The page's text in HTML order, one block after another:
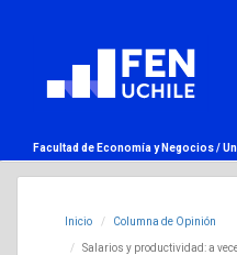
Facultad de Economía y Negocios /
Inicio Columna de Opinión
Salarios y productividad: a